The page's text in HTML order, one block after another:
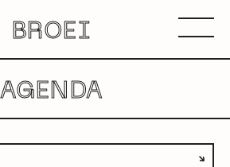
BROEI
AGENDA